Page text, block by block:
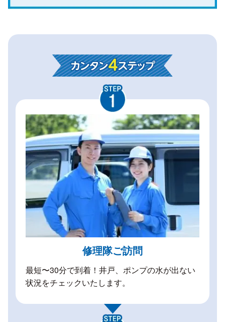
修理隊ご訪問
最短〜30分で到着！井戸、ポンプの水が出ない
状況をチェックいたします。